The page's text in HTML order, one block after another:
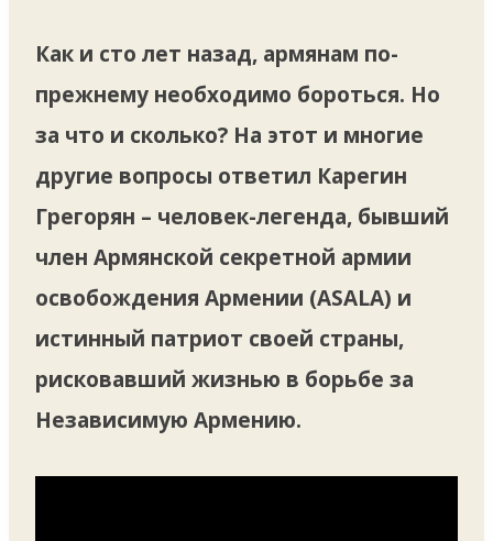
Как и сто лет назад, армянам по-
прежнему необходимо бороться. Но
за что и сколько? На этот и многие
другие вопросы ответил Карегин
Грегорян – человек-легенда, бывший
член Армянской секретной армии
освобождения Армении (ASALA) и
истинный патриот своей страны,
рисковавший жизнью в борьбе за
Независимую Армению.